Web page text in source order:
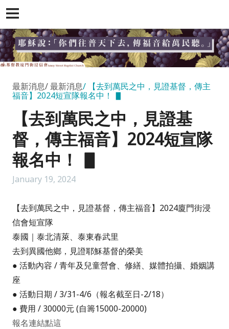
最新消息 最新消息
【去到萬民之中，見證基督，傳主
福音】2024短宣隊報名中！ ▋
【去到萬民之中，見證基
督，傳主福音】2024短宣隊
報名中！ ▋
January 19, 2024
【去到萬民之中，見證基督，傳主福音】2024廈門街浸
信會短宣隊
泰國｜泰北清萊、泰東春武里
去到異國他鄉，見證耶穌基督的榮美
● 活動內容 /青年及兒童營會、修繕、媒體拍攝、婚姻講
座
● 活動日期 / 3/31-4/6 （報名截至日-2/18）
● 費用 / 30000元 (自籌15000-20000)
報名連結點這